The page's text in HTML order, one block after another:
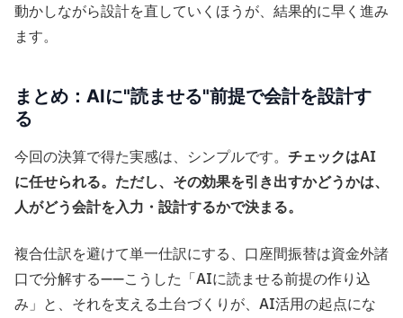
動かしながら設計を直していくほうが、結果的に早く進み
ます。
まとめ：AIに"読ませる"前提で会計を設計す
る
今回の決算で得た実感は、シンプルです。 チェックはAI
に任せられる。ただし、その効果を引き出すかどうかは、
人がどう会計を入力・設計するかで決まる。
複合仕訳を避けて単一仕訳にする、口座間振替は資金外諸
口で分解する——こうした「AIに読ませる前提の作り込
み」と、それを支える土台づくりが、AI活用の起点にな